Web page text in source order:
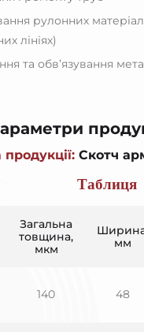
рулонних
лініях)
та обв’язування
Скотч
Загальна
товщина,
мкм
мм
140 48